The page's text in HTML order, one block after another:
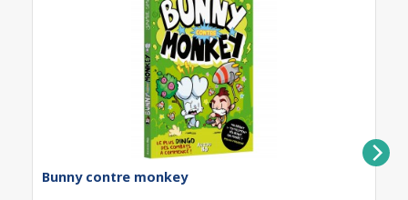
Bunny contre monkey